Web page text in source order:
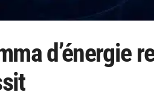
d’énergie